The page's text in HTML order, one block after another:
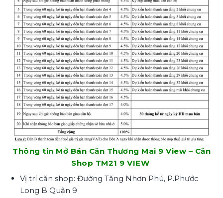
Thông tin Mở Bán Căn Thương Mai 9 View – Căn
Shop TM21 9 VIEW
Vị trí căn shop: Đường Tăng Nhơn Phú, P.Phước
Long B Quận 9